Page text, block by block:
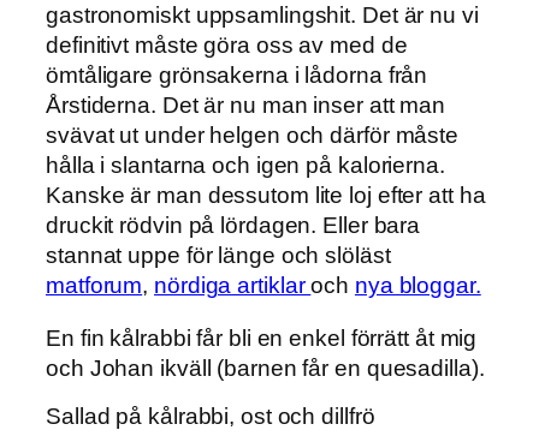
gastronomiskt uppsamlingshit. Det är nu vi
definitivt måste göra oss av med de
ömtåligare grönsakerna i lådorna från
Årstiderna. Det är nu man inser att man
svävat ut under helgen och därför måste
hålla i slantarna och igen på kalorierna.
Kanske är man dessutom lite loj efter att ha
druckit rödvin på lördagen. Eller bara
stannat uppe för länge och slöläst
matforum, nördiga artiklaroch nya bloggar.
En fin kålrabbi får bli en enkel förrätt åt mig
och Johan ikväll (barnen får en quesadilla).
Sallad på kålrabbi, ost och dillfrö